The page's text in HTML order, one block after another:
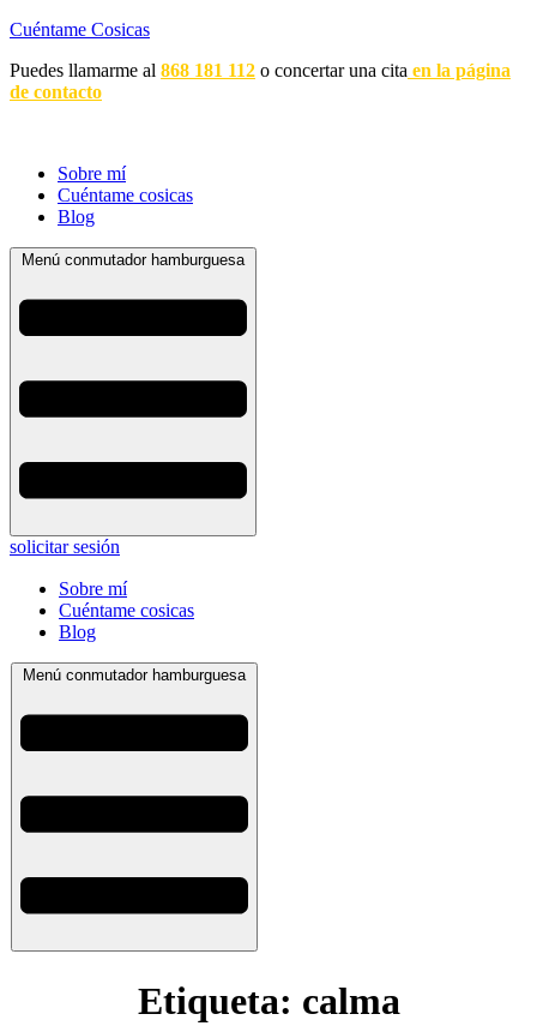
Cuéntame Cosicas
Puedes llamarme al 868 181 112 o concertar una cita en la página
de contacto
Sobre mí
Cuéntame cosicas
Blog
Menú conmutador hamburguesa
solicitar sesión
Sobre mí
Cuéntame cosicas
Blog
Menú conmutador hamburguesa
Etiqueta: calma